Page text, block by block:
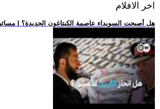
اخر الافلام
.. هل أصبحت السويداء عاصمة الكبتاغون الجديدة؟ |